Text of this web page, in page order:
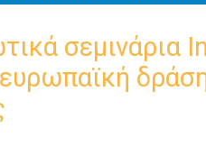
σεμινάρια